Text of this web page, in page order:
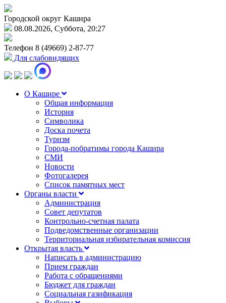
Городской округ Кашира
08.08.2026, Суббота, 20:27
Телефон 8 (49669) 2-87-77
Для слабовидящих
О Кашире
Общая информация
История
Символика
Доска почета
Туризм
Города-побратимы города Кашира
СМИ
Новости
Фотогалерея
Список памятных мест
Органы власти
Администрация
Совет депутатов
Контрольно-счетная палата
Подведомственные организации
Территориальная избирательная комиссия
Открытая власть
Написать в администрацию
Прием граждан
Работа с обращениями
Бюджет для граждан
Социальная газификация